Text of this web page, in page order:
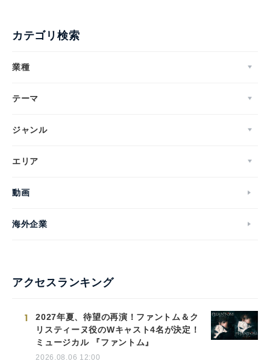
カテゴリ検索
業種
テーマ
ジャンル
エリア
動画
海外企業
アクセスランキング
1
2027年夏、待望の再演！ファントム＆ク
リスティーヌ役のWキャスト4名が決定！
ミュージカル 『ファントム』
2026.08.06 12:00